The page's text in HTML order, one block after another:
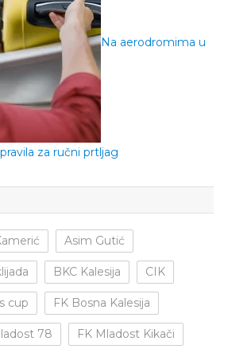
Na aerodromima u
za ručni prtljag
Asim Gutić
BKC Kalesija CIK
cup FK Bosna Kalesija
78 FK Mladost Kikači